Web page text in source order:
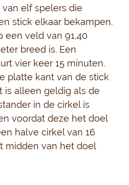
elf spelers die
stick elkaar bekampen.
een veld van 91,40
breed is. Een
vier keer 15 minuten.
platte kant van de stick
is alleen geldig als de
in de cirkel is
voordat deze het doel
halve cirkel van 16
midden van het doel